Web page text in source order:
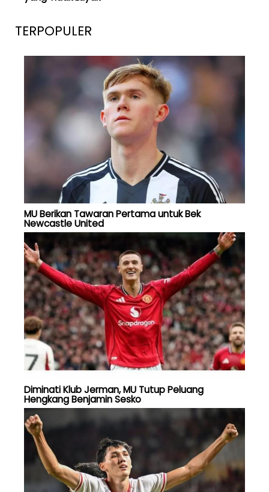
TERPOPULER
MU Berikan Tawaran Pertama untuk Bek
Newcastle United
Diminati Klub Jerman, MU Tutup Peluang
Hengkang Benjamin Sesko